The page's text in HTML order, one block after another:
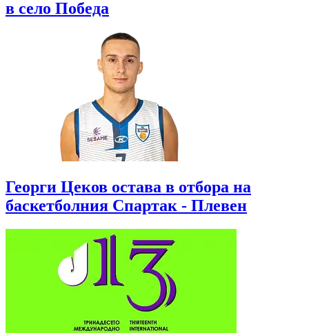
в село Победа
Георги Цеков остава в отбора на
баскетболния Спартак - Плевен